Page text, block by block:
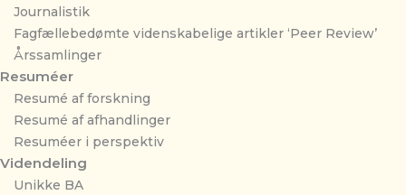
Journalistik
Fagfællebedømte videnskabelige artikler ‘Peer Review’
Årssamlinger
Resuméer
Resumé af forskning
Resumé af afhandlinger
Resuméer i perspektiv
Videndeling
Unikke BA